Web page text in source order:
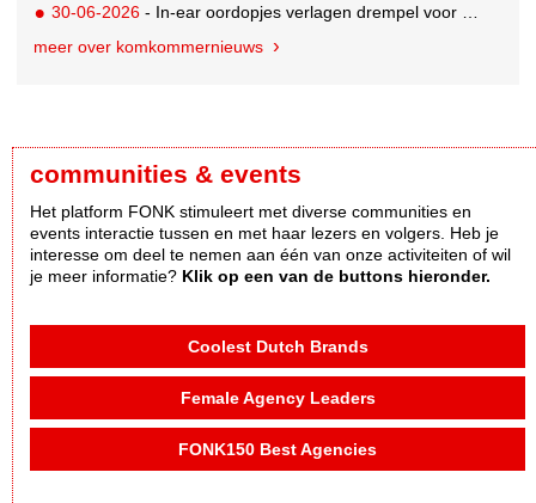
30-06-2026 - In-ear oordopjes verlagen drempel voor hoortoestellen, suggereren marktcijfers
meer over komkommernieuws
communities & events
Het platform FONK stimuleert met diverse communities en
events interactie tussen en met haar lezers en volgers. Heb je
interesse om deel te nemen aan één van onze activiteiten of wil
je meer informatie? Klik op een van de buttons hieronder.
Coolest Dutch Brands
Female Agency Leaders
FONK150 Best Agencies